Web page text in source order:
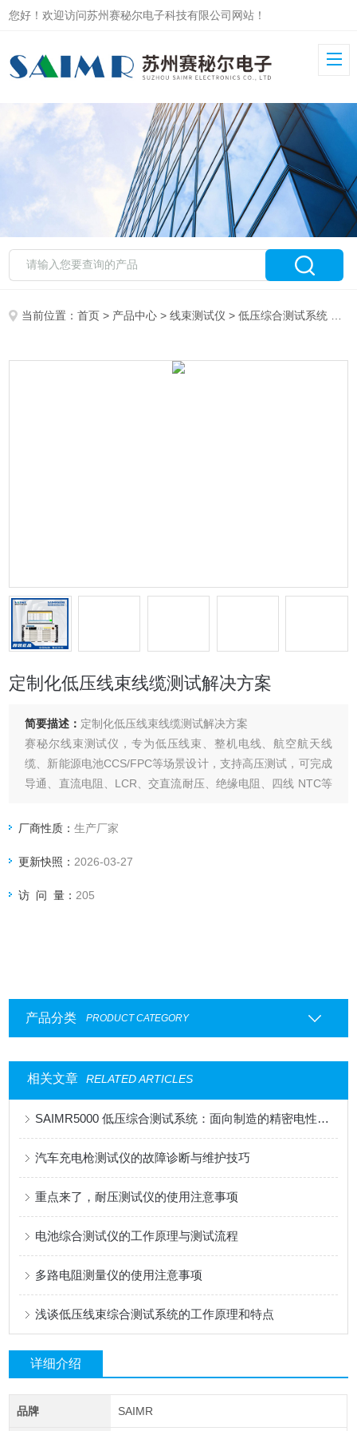
您好！欢迎访问苏州赛秘尔电子科技有限公司网站！
当前位置：首页 > 产品中心 >线束测试仪 >低压综合测试系统
定制化低压线束线缆测试解决方案
简要描述： 定制化低压线束线缆测试解决方案
赛秘尔线束测试仪，专为低压线束、整机电线、航空航天线
缆、新能源电池CCS/FPC等场景设计，支持高压测试，可完成
导通、直流电阻、LCR、交直流耐压、绝缘电阻、四线 NTC等
能快速识别线束连接关系，二/四线式混测保障精度。支持三级
MES系统，适配多行业电性能测试
厂商性质：生产厂家
更新快照： 2026-03-27
访 问 量： 205
产品分类 PRODUCT CATEGORY
相关文章 RELATED ARTICLES
SAIMR5000 低压综合测试系统：面向制造的精密电性能测试平台
汽车充电枪测试仪的故障诊断与维护技巧
重点来了，耐压测试仪的使用注意事项
电池综合测试仪的工作原理与测试流程
多路电阻测量仪的使用注意事项
浅谈低压线束综合测试系统的工作原理和特点
详细介绍
品牌 SAIMR